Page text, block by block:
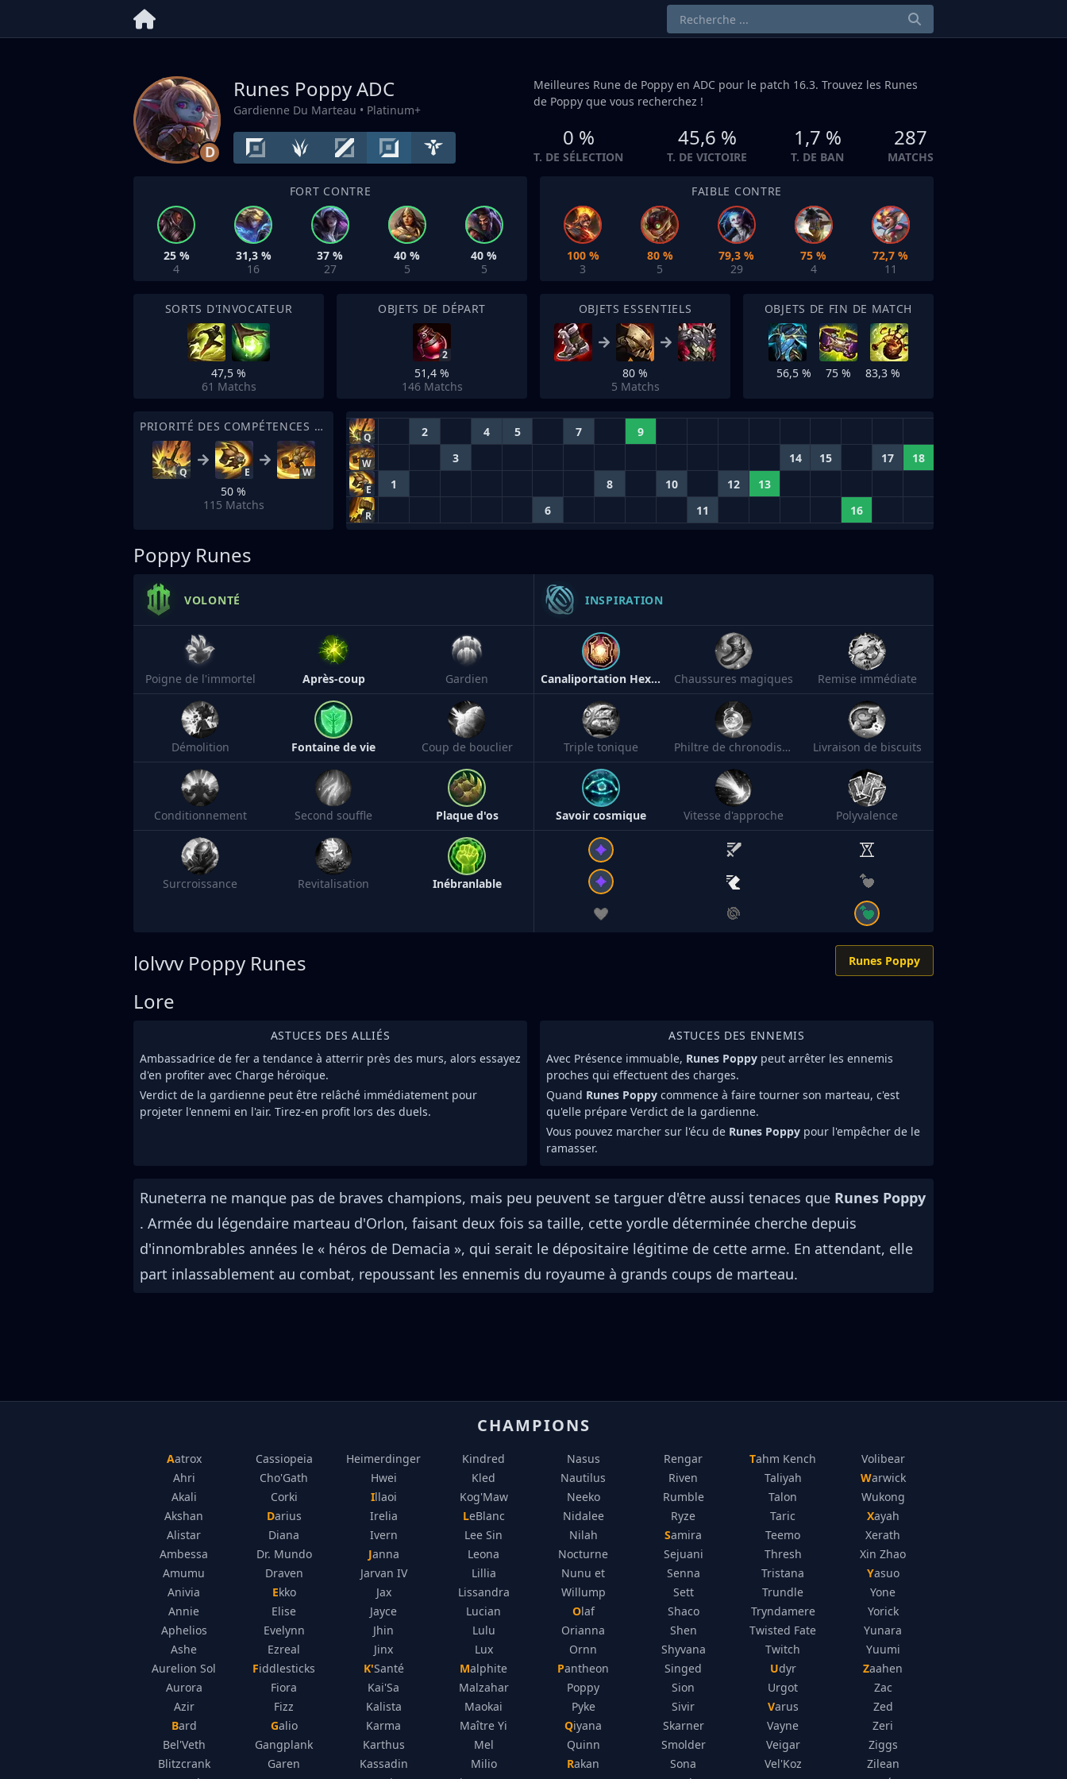
D
Runes PoppyADC
Gardienne Du Marteau • Platinum+
Meilleures Rune de Poppy en ADC pour le patch 16.3. Trouvez les Runes
de Poppy que vous recherchez !
0 %
T. DE SÉLECTION
45,6 %
T. DE VICTOIRE
1,7 %
T. DE BAN
287
MATCHS
FORT CONTRE
25 %
4
31,3 %
16
37 %
27
40 %
5
40 %
5
FAIBLE CONTRE
100 %
3
80 %
5
79,3 %
29
75 %
4
72,7 %
11
SORTS D'INVOCATEUR
47,5 %
61 Matchs
OBJETS DE DÉPART
2
51,4 %
146 Matchs
OBJETS ESSENTIELS
80 %
5 Matchs
OBJETS DE FIN DE MATCH
56,5 % 75 % 83,3 %
PRIORITÉ DES COMPÉTENCES DE SORT
Q E W
50 %
115 Matchs
Q 2 4 5 7 9
W 3 14 15 17 18
E 1 8 10 12 13
R 6 11 16
Poppy Runes
VOLONTÉ
Poigne de l'immortel Après-coup Gardien
Démolition Fontaine de vie Coup de bouclier
Conditionnement Second souffle Plaque d'os
Surcroissance Revitalisation Inébranlable
INSPIRATION
Canaliportation Hextech Chaussures magiques Remise immédiate
Triple tonique Philtre de chronodistorsion Livraison de biscuits
Savoir cosmique Vitesse d'approche Polyvalence
lolvvv Poppy Runes Runes Poppy
Lore
ASTUCES DES ALLIÉS
Ambassadrice de fer a tendance à atterrir près des murs, alors essayez
d'en profiter avec Charge héroïque.
Verdict de la gardienne peut être relâché immédiatement pour
projeter l'ennemi en l'air. Tirez-en profit lors des duels.
ASTUCES DES ENNEMIS
Avec Présence immuable, Runes Poppy peut arrêter les ennemis
proches qui effectuent des charges.
Quand Runes Poppy commence à faire tourner son marteau, c'est
qu'elle prépare Verdict de la gardienne.
Vous pouvez marcher sur l'écu de Runes Poppy pour l'empêcher de le
ramasser.
Runeterra ne manque pas de braves champions, mais peu peuvent se targuer d'être aussi tenaces que Runes Poppy
. Armée du légendaire marteau d'Orlon, faisant deux fois sa taille, cette yordle déterminée cherche depuis
d'innombrables années le « héros de Demacia », qui serait le dépositaire légitime de cette arme. En attendant, elle
part inlassablement au combat, repoussant les ennemis du royaume à grands coups de marteau.
CHAMPIONS
Aatrox
Ahri
Akali
Akshan
Alistar
Ambessa
Amumu
Anivia
Annie
Aphelios
Ashe
Aurelion Sol
Aurora
Azir
Bard
Bel'Veth
Blitzcrank
Cassiopeia
Cho'Gath
Corki
Darius
Diana
Dr. Mundo
Draven
Ekko
Elise
Evelynn
Ezreal
Fiddlesticks
Fiora
Fizz
Galio
Gangplank
Garen
Heimerdinger
Hwei
Illaoi
Irelia
Ivern
Janna
Jarvan IV
Jax
Jayce
Jhin
Jinx
K'Santé
Kai'Sa
Kalista
Karma
Karthus
Kassadin
Kindred
Kled
Kog'Maw
LeBlanc
Lee Sin
Leona
Lillia
Lissandra
Lucian
Lulu
Lux
Malphite
Malzahar
Maokai
Maître Yi
Mel
Milio
Nasus
Nautilus
Neeko
Nidalee
Nilah
Nocturne
Nunu et
Willump
Olaf
Orianna
Ornn
Pantheon
Poppy
Pyke
Qiyana
Quinn
Rakan
Rengar
Riven
Rumble
Ryze
Samira
Sejuani
Senna
Sett
Shaco
Shen
Shyvana
Singed
Sion
Sivir
Skarner
Smolder
Sona
Tahm Kench
Taliyah
Talon
Taric
Teemo
Thresh
Tristana
Trundle
Tryndamere
Twisted Fate
Twitch
Udyr
Urgot
Varus
Vayne
Veigar
Vel'Koz
Volibear
Warwick
Wukong
Xayah
Xerath
Xin Zhao
Yasuo
Yone
Yorick
Yunara
Yuumi
Zaahen
Zac
Zed
Zeri
Ziggs
Zilean